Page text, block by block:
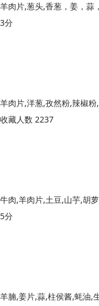
羊肉片,葱头,香葱，姜，蒜
3分
羊肉片,洋葱,孜然粉,辣椒
收藏人数 2237
牛肉,羊肉片,土豆,山芋,胡
5分
羊腩,姜片,蒜,柱侯酱,蚝油,